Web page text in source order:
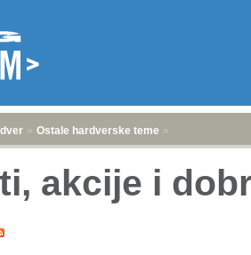
» Ostale hardverske teme »
akcije i